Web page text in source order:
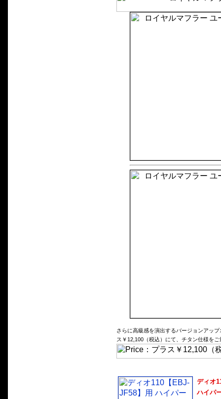
さらに高級感を演出するバージョンアッ
ス￥12,100（税込）にて、チタン仕様を
ディオ
ハイパ